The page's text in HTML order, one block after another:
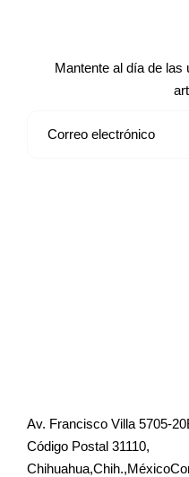
Mantente al día de
Av. Francisco Villa 5705-
Código Postal 31110,